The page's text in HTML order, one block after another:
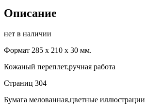
Описание
нет в наличии
Формат 285 х 210 х 30 мм.
Кожаный переплет,ручная работа
Страниц 304
Бумага мелованная,цветные иллюстрации